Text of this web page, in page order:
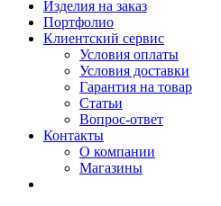
Изделия на заказ
Портфолио
Клиентский сервис
Условия оплаты
Условия доставки
Гарантия на товар
Статьи
Вопрос-ответ
Контакты
О компании
Магазины